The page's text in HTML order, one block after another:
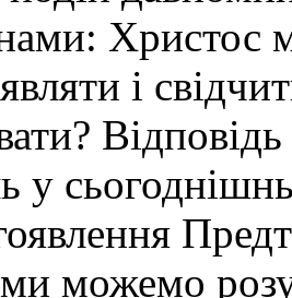
Христос
і
у
можемо